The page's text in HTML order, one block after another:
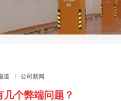
道 公司新闻
个弊端问题？